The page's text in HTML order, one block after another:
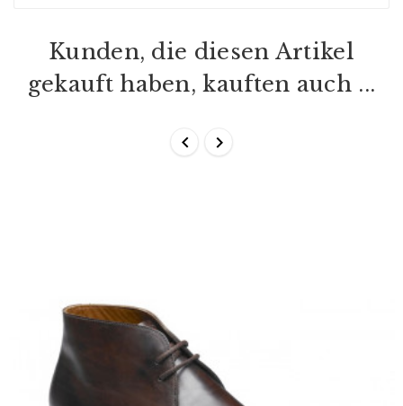
Kunden, die diesen Artikel
gekauft haben, kauften auch ...
 